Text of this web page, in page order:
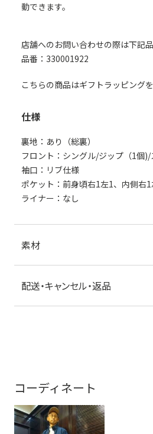
動できます。
店舗へのお問い合わせの際は下記
品番：330001922
こちらの商品はギフトラッピング
仕様
裏地：あり（総裏）
フロント：シングル/ジップ（1個
袖口：リブ仕様
ポケット：前身頃右1左1、内側右1
ライナー：なし
素材
配送・キャンセル・返品
コーディネート